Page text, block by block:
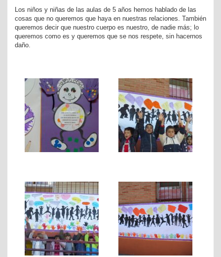
Los niños y niñas de las aulas de 5 años hemos hablado de las
cosas que no queremos que haya en nuestras relaciones. También
queremos decir que nuestro cuerpo es nuestro, de nadie más; lo
queremos como es y queremos que se nos respete, sin hacernos
daño.